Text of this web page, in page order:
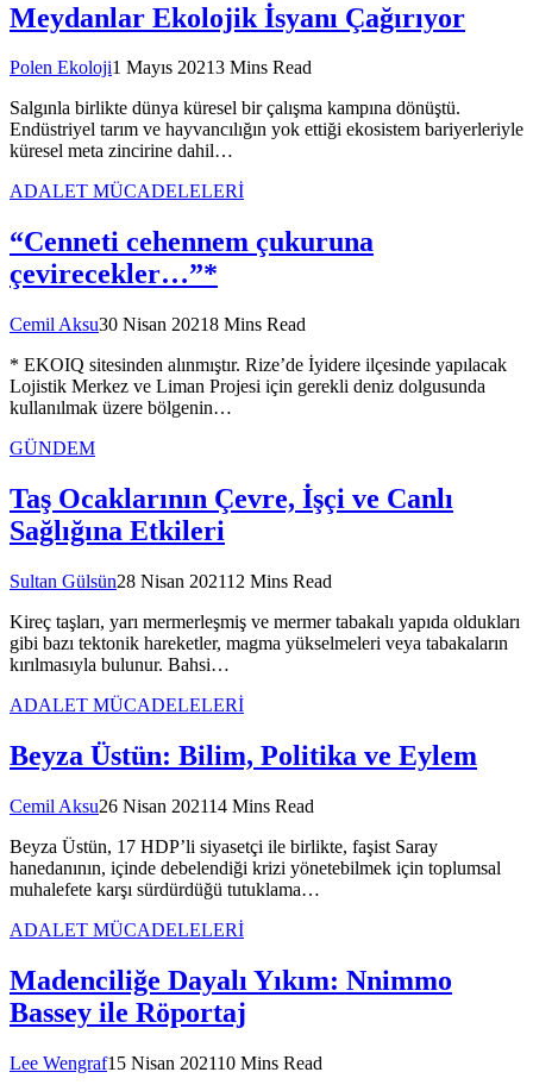
Meydanlar Ekolojik İsyanı Çağırıyor
Polen Ekoloji1 Mayıs 20213 Mins Read
Salgınla birlikte dünya küresel bir çalışma kampına dönüştü.
Endüstriyel tarım ve hayvancılığın yok ettiği ekosistem bariyerleriyle
küresel meta zincirine dahil…
ADALET MÜCADELELERİ
“Cenneti cehennem çukuruna
çevirecekler…”*
Cemil Aksu30 Nisan 20218 Mins Read
* EKOIQ sitesinden alınmıştır. Rize’de İyidere ilçesinde yapılacak
Lojistik Merkez ve Liman Projesi için gerekli deniz dolgusunda
kullanılmak üzere bölgenin…
GÜNDEM
Taş Ocaklarının Çevre, İşçi ve Canlı
Sağlığına Etkileri
Sultan Gülsün28 Nisan 202112 Mins Read
Kireç taşları, yarı mermerleşmiş ve mermer tabakalı yapıda oldukları
gibi bazı tektonik hareketler, magma yükselmeleri veya tabakaların
kırılmasıyla bulunur. Bahsi…
ADALET MÜCADELELERİ
Beyza Üstün: Bilim, Politika ve Eylem
Cemil Aksu26 Nisan 202114 Mins Read
Beyza Üstün, 17 HDP’li siyasetçi ile birlikte, faşist Saray
hanedanının, içinde debelendiği krizi yönetebilmek için toplumsal
muhalefete karşı sürdürdüğü tutuklama…
ADALET MÜCADELELERİ
Madenciliğe Dayalı Yıkım: Nnimmo
Bassey ile Röportaj
Lee Wengraf15 Nisan 202110 Mins Read